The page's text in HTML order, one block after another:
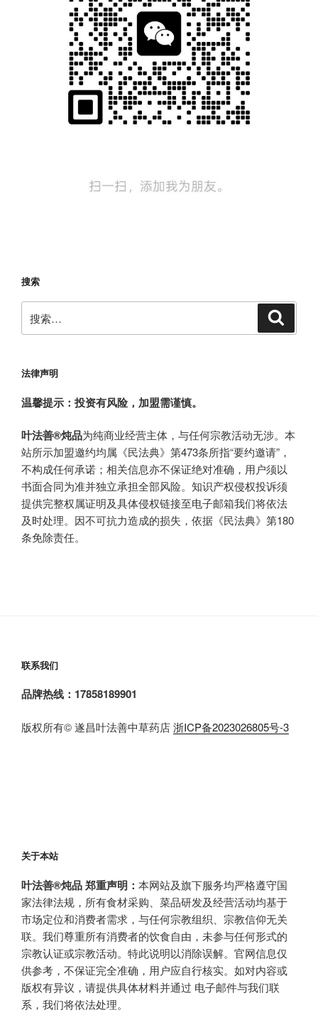
搜索
索：
法律声明
温馨提示：投资有风险，加盟需谨慎。
叶法善®炖品为纯商业经营主体，与任何宗教活动无涉。本
站所示加盟邀约均属《民法典》第473条所指“要约邀请”，
不构成任何承诺；相关信息亦不保证绝对准确，用户须以
书面合同为准并独立承担全部风险。知识产权侵权投诉须
提供完整权属证明及具体侵权链接至电子邮箱我们将依法
及时处理。因不可抗力造成的损失，依据《民法典》第180
条免除责任。
联系我们
品牌热线：17858189901
版权所有© 遂昌叶法善中草药店浙ICP备2023026805号-3
关于本站
叶法善®炖品 郑重声明： 本网站及旗下服务均严格遵守国
家法律法规，所有食材采购、菜品研发及经营活动均基于
市场定位和消费者需求，与任何宗教组织、宗教信仰无关
联。我们尊重所有消费者的饮食自由，未参与任何形式的
宗教认证或宗教活动。特此说明以消除误解。官网信息仅
供参考，不保证完全准确，用户应自行核实。如对内容或
版权有异议，请提供具体材料并通过 电子邮件与我们联
系，我们将依法处理。